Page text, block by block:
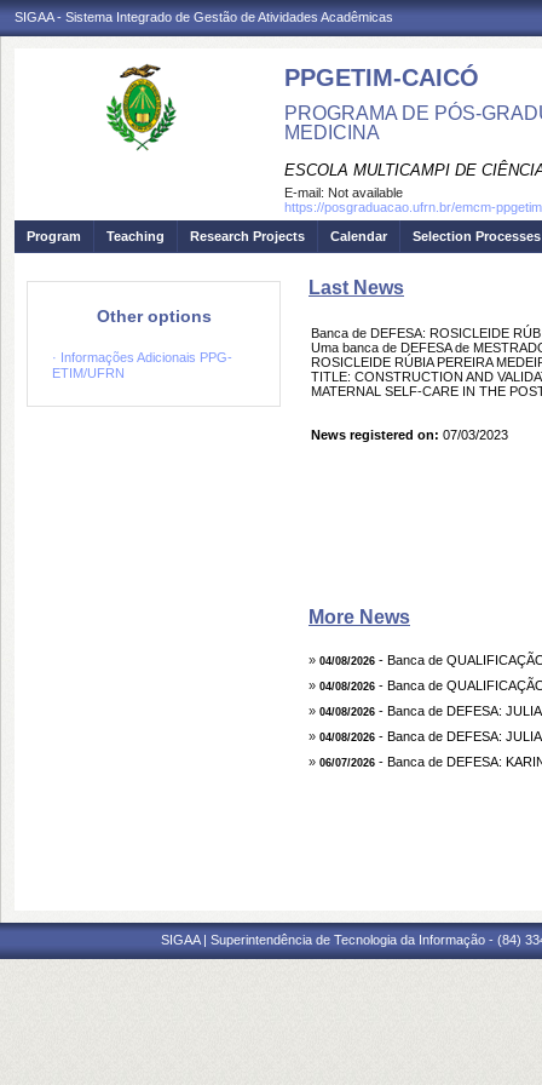
SIGAA - Sistema Integrado de Gestão de Atividades Acadêmicas
PPGETIM-CAICÓ
PROGRAMA DE PÓS-
MEDICINA
ESCOLA MULTICAMPI DE
E-mail: Not available
https://posgraduacao.ufrn.br/emcm-ppgetim
Program
Teaching Research Projects Calendar Selection Processes
Other options
· Informações Adicionais PPG-
ETIM/UFRN
Last News
Banca de DEFESA: ROSICLEIDE
Uma banca de DEFESA de
ROSICLEIDE RÚBIA PEREIRA
TITLE: CONSTRUCTION AND
MATERNAL SELF-CARE IN THE
News registered on: 07/03/2023
More News
» 04/08/2026 - Banca de
» 04/08/2026 - Banca de
» 04/08/2026 - Banca de DEFESA:
» 04/08/2026 - Banca de DEFESA:
» 06/07/2026 - Banca de DEFESA:
SIGAA | Superintendência de Tecnologia da Informação - (84)